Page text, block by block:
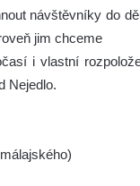
návštěvníky do
jim chceme
i vlastní
Nejedlo.